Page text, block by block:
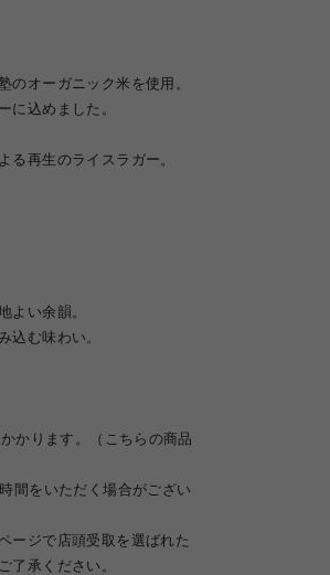
のオーガニック米を使用。
に込めました。
る再生のライスラガー。
よい余韻。
込む味わい。
かります。（こちらの商品
間をいただく場合がござい
ージで店頭受取を選ばれた
了承ください。